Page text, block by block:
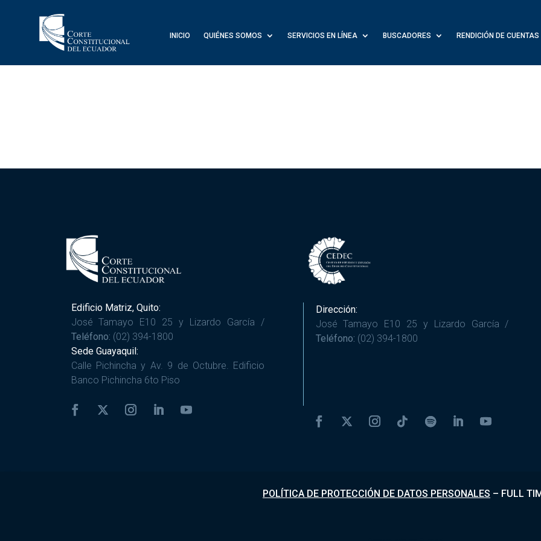
INICIO QUIÉNES SOMOS SERVICIOS EN LÍNEA BUSCADORES RENDICIÓN DE CUENTAS
Edificio Matriz, Quito:
José Tamayo E10 25 y Lizardo García /
Teléfono: (02) 394-1800
Sede Guayaquil:
Calle Pichincha y Av. 9 de Octubre. Edificio
Banco Pichincha 6to Piso
Dirección:
José Tamayo E10 25 y Lizardo García /
Teléfono: (02) 394-1800
POLÍTICA DE PROTECCIÓN DE DATOS PERSONALES – FULL